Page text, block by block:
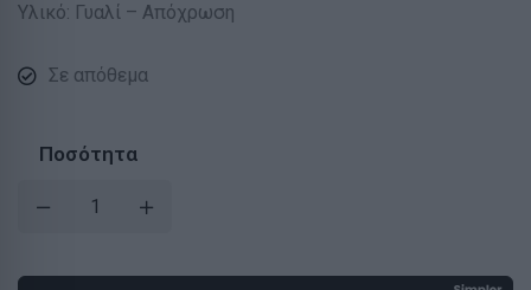
Υλικό: Γυαλί – Απόχρωση
Σε απόθεμα
Ποσότητα